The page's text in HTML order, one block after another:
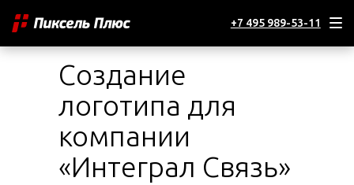
+7 495 989-53-11
Создание
логотипа для
компании
«Интеграл Связь»